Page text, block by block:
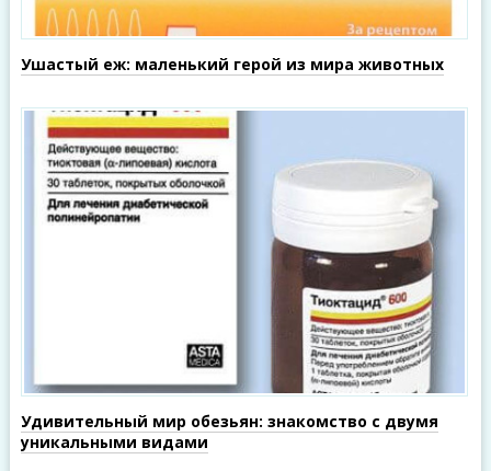
Ушастый еж: маленький герой из мира животных
Удивительный мир обезьян: знакомство с двумя
уникальными видами